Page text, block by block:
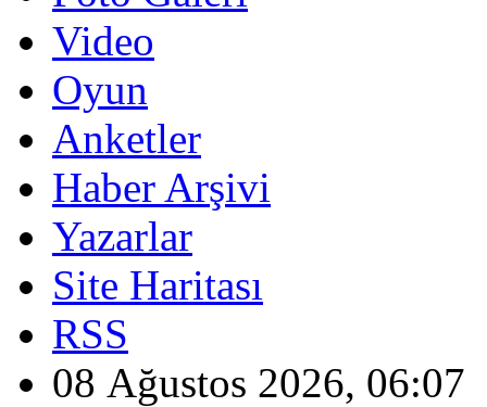
Video
Oyun
Anketler
Haber Arşivi
Yazarlar
Site Haritası
RSS
08 Ağustos 2026, 06:07